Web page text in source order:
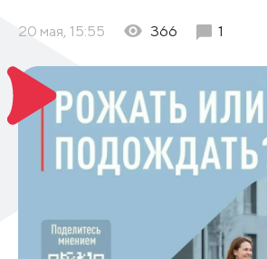
20 мая, 15:55 366 1